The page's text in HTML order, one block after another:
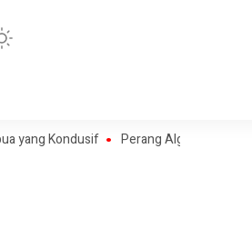
Perang Algoritma AI Makin